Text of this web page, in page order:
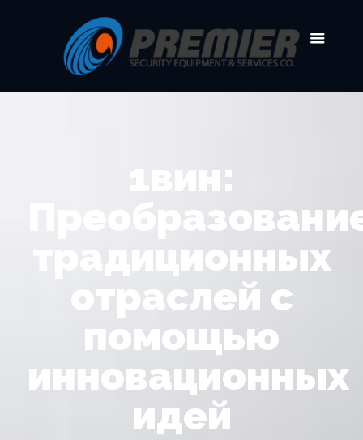
1вин:
традиционных
отраслей с
помощью
инновационных
идей